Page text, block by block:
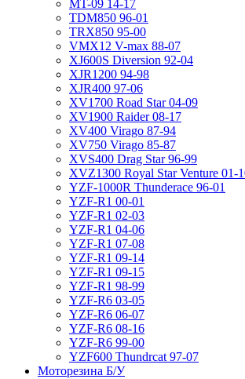
MT-09 14-17
TDM850 96-01
TRX850 95-00
VMX12 V-max 88-07
XJ600S Diversion 92-04
XJR1200 94-98
XJR400 97-06
XV1700 Road Star 04-09
XV1900 Raider 08-17
XV400 Virago 87-94
XV750 Virago 85-87
XVS400 Drag Star 96-99
XVZ1300 Royal Star Venture 01-
YZF-1000R Thunderace 96-01
YZF-R1 00-01
YZF-R1 02-03
YZF-R1 04-06
YZF-R1 07-08
YZF-R1 09-14
YZF-R1 09-15
YZF-R1 98-99
YZF-R6 03-05
YZF-R6 06-07
YZF-R6 08-16
YZF-R6 99-00
YZF600 Thundrcat 97-07
Моторезина Б/У